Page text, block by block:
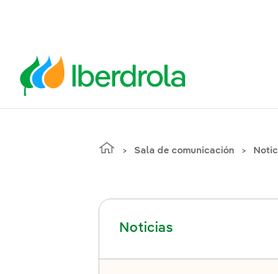
Sala de comunicación
Noticias
Alternar el submenú